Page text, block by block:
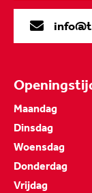
Maandag
Dinsdag
Woensdag
Donderdag
Vrijdag